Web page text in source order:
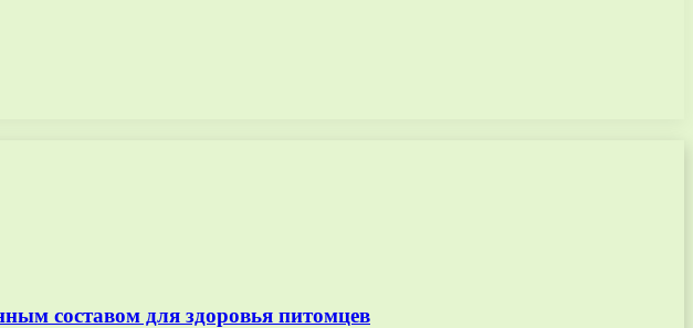
составом для здоровья питомцев